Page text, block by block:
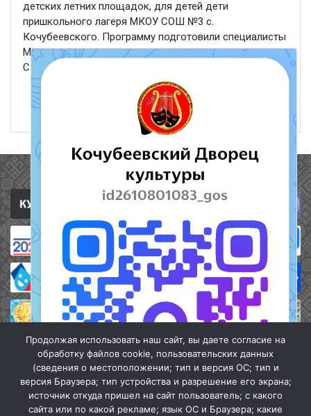
детских летних площадок, для детей дети
пришкольного лагеря МКОУ СОШ №3 с.
Кочубеевского. Программу подготовили специалисты
МБУК «КЦКС» совместно с отделом культуры АКМР
СК. Дети вместе с ведущим отправились ...
Полезные ссылки
Продолжая использовать наш сайт, вы даете согласие на
обработку файлов cookie, пользовательских данных
(сведения о местоположении; тип и версия ОС; тип и
версия Браузера; тип устройства и разрешение его экрана;
источник откуда пришел на сайт пользователь; с какого
сайта или по какой рекламе; язык ОС и Браузера; какие